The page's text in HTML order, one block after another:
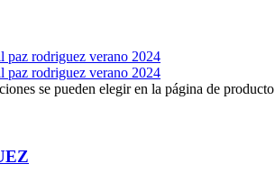
se pueden elegir en la página de producto